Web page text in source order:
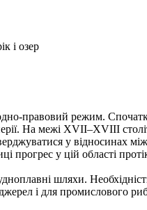
і озер
правовий режим.
На межі XVII–XVIII
у відносинах
у цій області
шляхи.
і для промислового